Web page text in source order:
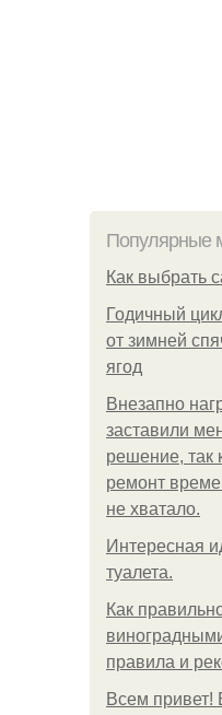
Популярные
Как выбрать
Годичный
от зимней
ягод
Внезапно
заставили
решение, так
ремонт
не хватало.
Интересная
туалета.
Как
правила и
Всем привет!